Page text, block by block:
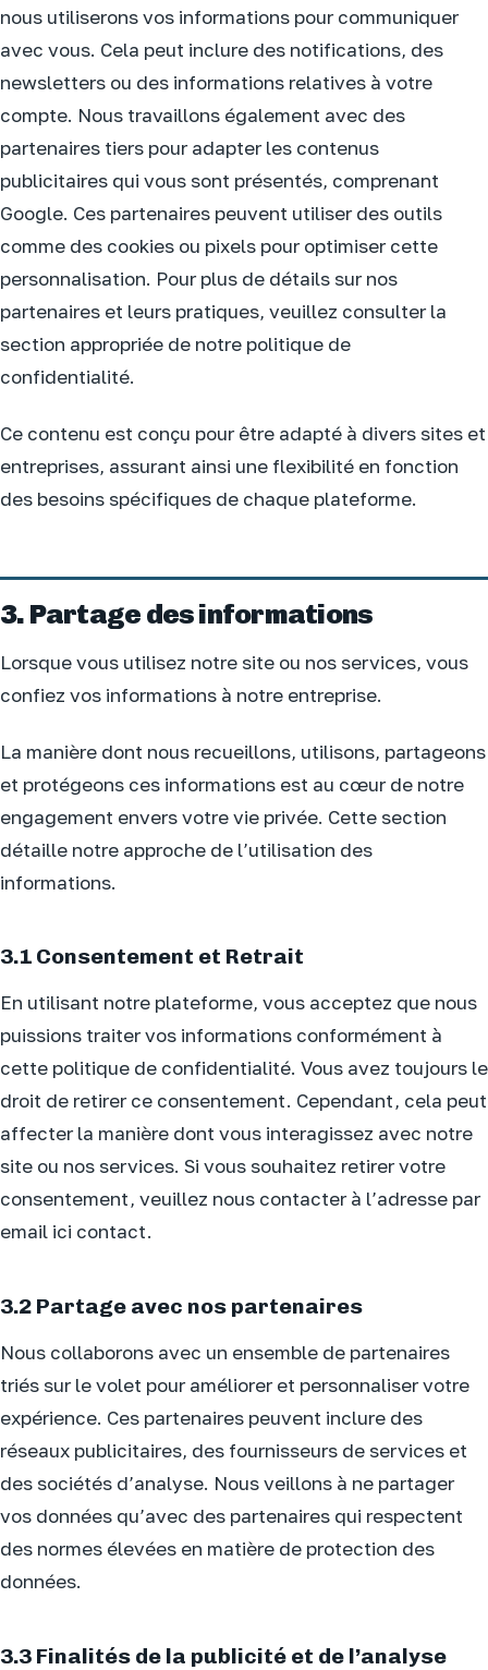
nous utiliserons vos informations pour communiquer
avec vous. Cela peut inclure des notifications, des
newsletters ou des informations relatives à votre
compte. Nous travaillons également avec des
partenaires tiers pour adapter les contenus
publicitaires qui vous sont présentés, comprenant
Google. Ces partenaires peuvent utiliser des outils
comme des cookies ou pixels pour optimiser cette
personnalisation. Pour plus de détails sur nos
partenaires et leurs pratiques, veuillez consulter la
section appropriée de notre politique de
confidentialité.
Ce contenu est conçu pour être adapté à divers sites et
entreprises, assurant ainsi une flexibilité en fonction
des besoins spécifiques de chaque plateforme.
3. Partage des informations
Lorsque vous utilisez notre site ou nos services, vous
confiez vos informations à notre entreprise.
La manière dont nous recueillons, utilisons, partageons
et protégeons ces informations est au cœur de notre
engagement envers votre vie privée. Cette section
détaille notre approche de l’utilisation des
informations.
3.1 Consentement et Retrait
En utilisant notre plateforme, vous acceptez que nous
puissions traiter vos informations conformément à
cette politique de confidentialité. Vous avez toujours le
droit de retirer ce consentement. Cependant, cela peut
affecter la manière dont vous interagissez avec notre
site ou nos services. Si vous souhaitez retirer votre
consentement, veuillez nous contacter à l’adresse par
email ici contact.
3.2 Partage avec nos partenaires
Nous collaborons avec un ensemble de partenaires
triés sur le volet pour améliorer et personnaliser votre
expérience. Ces partenaires peuvent inclure des
réseaux publicitaires, des fournisseurs de services et
des sociétés d’analyse. Nous veillons à ne partager
vos données qu’avec des partenaires qui respectent
des normes élevées en matière de protection des
données.
3.3 Finalités de la publicité et de l’analyse